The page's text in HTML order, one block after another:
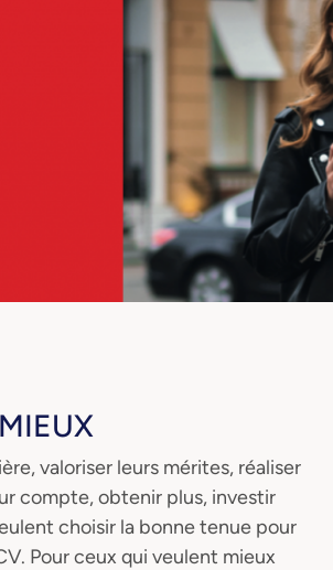
valoriser leurs mérites, réaliser
compte, obtenir plus, investir
choisir la bonne tenue pour
Pour ceux qui veulent mieux